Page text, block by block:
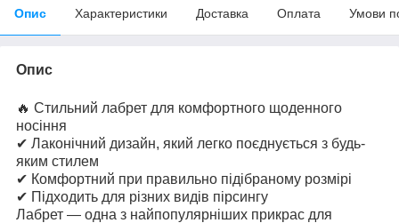
Опис Характеристики Доставка Оплата Умови
Опис
🔥 Стильний лабрет для комфортного щоденного
носіння
✔ Лаконічний дизайн, який легко поєднується з будь-
яким стилем
✔ Комфортний при правильно підібраному розмірі
✔ Підходить для різних видів пірсингу
Лабрет — одна з найпопулярніших прикрас для